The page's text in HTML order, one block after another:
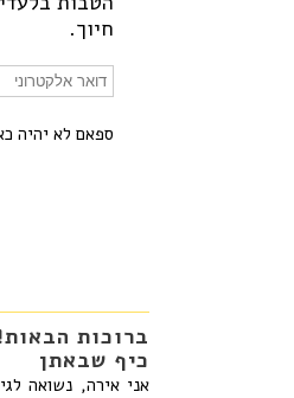
חיוך.
ספאם לא יהיה
ברוכות
כיף שבאתן
אני אירה, נשואה